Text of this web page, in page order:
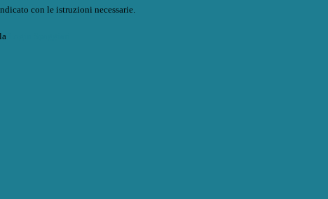
con le istruzioni necessarie.